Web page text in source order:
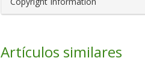
Artículos similares